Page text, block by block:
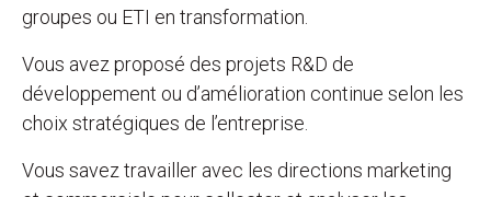
groupes ou ETI en transformation.
Vous avez proposé des projets R&D de
développement ou d’amélioration continue selon les
choix stratégiques de l’entreprise.
Vous savez travailler avec les directions marketing